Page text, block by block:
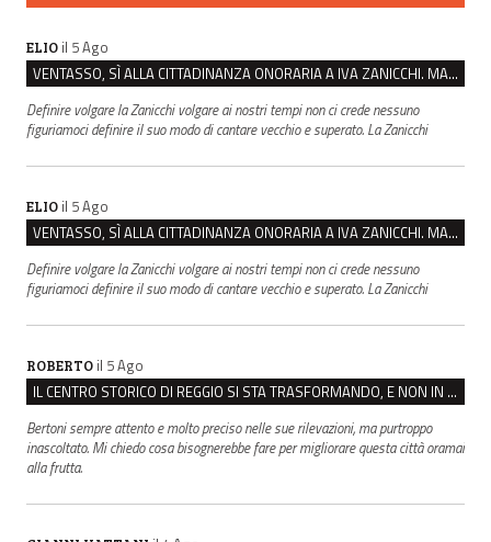
ELIO il 5 Ago
VENTASSO, SÌ ALLA CITTADINANZA ONORARIA A IVA ZANICCHI. MA BARGIACCHI: “È DI PESSIMO GUSTO”
Definire volgare la Zanicchi volgare ai nostri tempi non ci crede nessuno
figuriamoci definire il suo modo di cantare vecchio e superato. La Zanicchi
ELIO il 5 Ago
VENTASSO, SÌ ALLA CITTADINANZA ONORARIA A IVA ZANICCHI. MA BARGIACCHI: “È DI PESSIMO GUSTO”
Definire volgare la Zanicchi volgare ai nostri tempi non ci crede nessuno
figuriamoci definire il suo modo di cantare vecchio e superato. La Zanicchi
ROBERTO il 5 Ago
IL CENTRO STORICO DI REGGIO SI STA TRASFORMANDO, E NON IN MEGLIO
Bertoni sempre attento e molto preciso nelle sue rilevazioni, ma purtroppo
inascoltato. Mi chiedo cosa bisognerebbe fare per migliorare questa città oramai
alla frutta.